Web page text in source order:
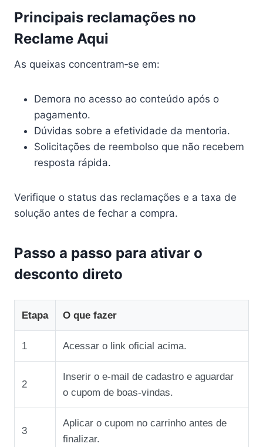
Principais reclamações no
Reclame Aqui
As queixas concentram‑se em:
Demora no acesso ao conteúdo após o
pagamento.
Dúvidas sobre a efetividade da mentoria.
Solicitações de reembolso que não recebem
resposta rápida.
Verifique o status das reclamações e a taxa de
solução antes de fechar a compra.
Passo a passo para ativar o
desconto direto
Etapa O que fazer
1 Acessar o link oficial acima.
2
Inserir o e‑mail de cadastro e aguardar
o cupom de boas‑vindas.
3
Aplicar o cupom no carrinho antes de
finalizar.